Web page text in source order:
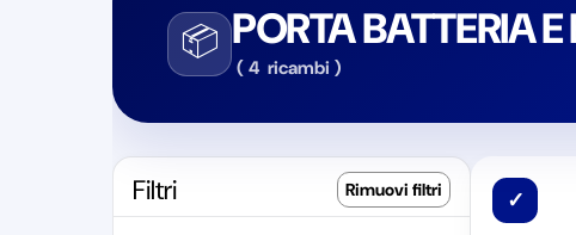
📦 PORTA BATTERIA
( 4 ricambi )
Filtri ✓